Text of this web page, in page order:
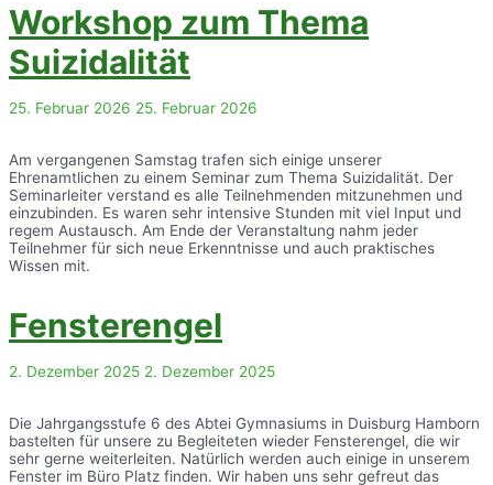
Workshop zum Thema
Suizidalität
25. Februar 2026 25. Februar 2026
Am vergangenen Samstag trafen sich einige unserer
Ehrenamtlichen zu einem Seminar zum Thema Suizidalität. Der
Seminarleiter verstand es alle Teilnehmenden mitzunehmen und
einzubinden. Es waren sehr intensive Stunden mit viel Input und
regem Austausch. Am Ende der Veranstaltung nahm jeder
Teilnehmer für sich neue Erkenntnisse und auch praktisches
Wissen mit.
Fensterengel
2. Dezember 2025 2. Dezember 2025
Die Jahrgangsstufe 6 des Abtei Gymnasiums in Duisburg Hamborn
bastelten für unsere zu Begleiteten wieder Fensterengel, die wir
sehr gerne weiterleiten. Natürlich werden auch einige in unserem
Fenster im Büro Platz finden. Wir haben uns sehr gefreut das